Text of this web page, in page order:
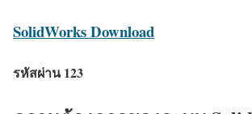
SolidWorks Download
รหัสผ่าน 123